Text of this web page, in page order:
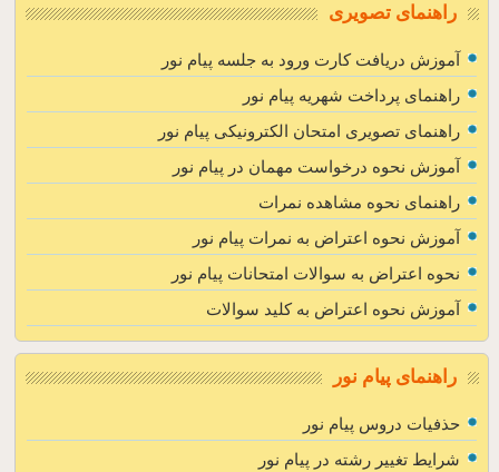
راهنمای تصویری
آموزش دریافت کارت ورود به جلسه پیام نور
راهنمای پرداخت شهریه پیام نور
راهنمای تصویری امتحان الکترونیکی پیام نور
آموزش نحوه درخواست مهمان در پیام نور
راهنمای نحوه مشاهده نمرات
آموزش نحوه اعتراض به نمرات پیام نور
نحوه اعتراض به سوالات امتحانات پیام نور
آموزش نحوه اعتراض به کلید سوالات
راهنمای پیام نور
حذفیات دروس پیام نور
شرایط تغییر رشته در پیام نور